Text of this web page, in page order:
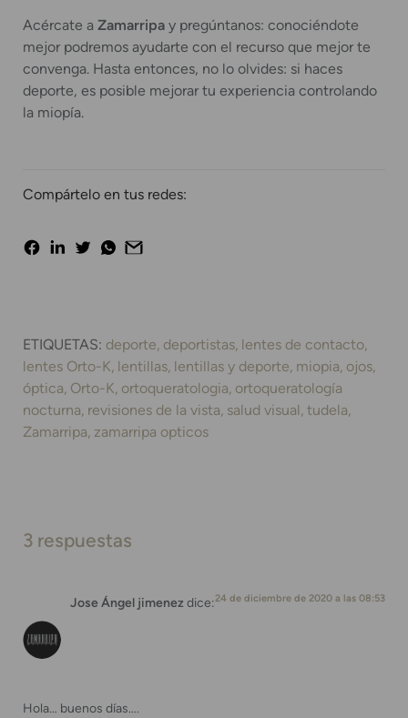
Acércate a Zamarripa y pregúntanos: conociéndote
mejor podremos ayudarte con el recurso que mejor te
convenga. Hasta entonces, no lo olvides: si haces
deporte, es posible mejorar tu experiencia controlando
la miopía.
Compártelo en tus redes:
ETIQUETAS: deporte deportistas lentes de contacto
lentes Orto-K lentillas lentillas y deporte miopia ojos
óptica Orto-K ortoqueratologia ortoqueratología
nocturna revisiones de la vista salud visual tudela
Zamarripa zamarripa opticos
3 respuestas
Jose Ángel jimenez dice:24 de diciembre de 2020 a las 08:53
Hola… buenos días….